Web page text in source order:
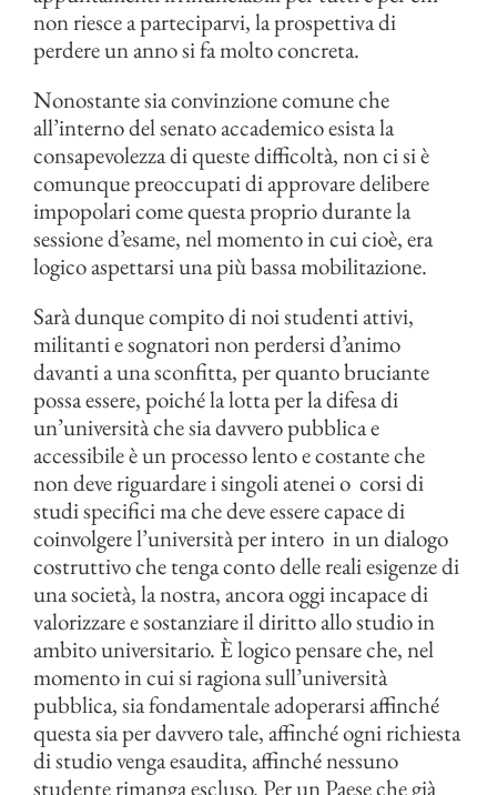
non riesce a parteciparvi, la prospettiva di
perdere un anno si fa molto concreta.
Nonostante sia convinzione comune che
all’interno del senato accademico esista la
consapevolezza di queste difficoltà, non ci si è
comunque preoccupati di approvare delibere
impopolari come questa proprio durante la
sessione d’esame, nel momento in cui cioè, era
logico aspettarsi una più bassa mobilitazione.
Sarà dunque compito di noi studenti attivi,
militanti e sognatori non perdersi d’animo
davanti a una sconfitta, per quanto bruciante
possa essere, poiché la lotta per la difesa di
un’università che sia davvero pubblica e
accessibile è un processo lento e costante che
non deve riguardare i singoli atenei o corsi di
studi specifici ma che deve essere capace di
coinvolgere l’università per intero in un dialogo
costruttivo che tenga conto delle reali esigenze di
una società, la nostra, ancora oggi incapace di
valorizzare e sostanziare il diritto allo studio in
ambito universitario. È logico pensare che, nel
momento in cui si ragiona sull’università
pubblica, sia fondamentale adoperarsi affinché
questa sia per davvero tale, affinché ogni richiesta
di studio venga esaudita, affinché nessuno
studente rimanga escluso. Per un Paese che già